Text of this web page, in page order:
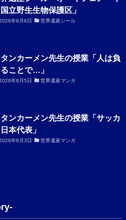
立野生生物保護区」
年8月6日 世界遺産シール
ンカーメン先生の授業「人は負
ことで…」
年8月5日 世界遺産マンガ
ンカーメン先生の授業「サッカ
本代表」
年8月3日 世界遺産マンガ